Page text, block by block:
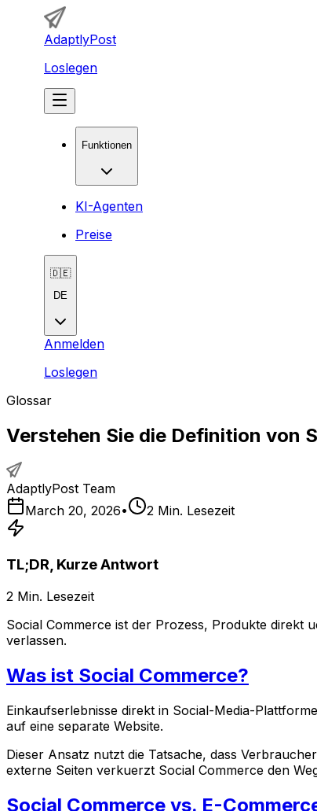
AdaptlyPost
Loslegen
Funktionen
KI-Agenten
Preise
🇩🇪
DE
Anmelden
Loslegen
Glossar
Verstehen Sie die Definition von
AdaptlyPost Team
March 20, 2026• 2 Min. Lesezeit
TL;DR, Kurze Antwort
2 Min. Lesezeit
Social Commerce ist der Prozess, Produkte direkt
verlassen.
Was ist Social Commerce?
Einkaufserlebnisse direkt in Social-Media-
auf eine separate Website.
Dieser Ansatz nutzt die Tatsache, dass
externe Seiten verkuerzt Social Commerce den
Social Commerce vs. E-